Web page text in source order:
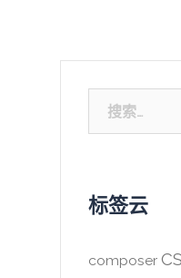
索：
标签云
composer